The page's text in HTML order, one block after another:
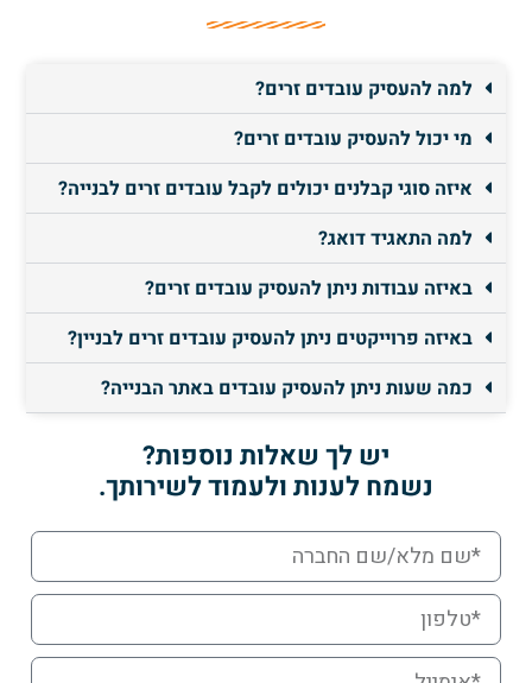
למה להעסיק עובדים זרים?
מי יכול להעסיק עובדים זרים?
איזה סוגי קבלנים יכולים לקבל עובדים זרים לבנייה?
למה התאגיד דואג?
באיזה עבודות ניתן להעסיק עובדים זרים?
באיזה פרוייקטים ניתן להעסיק עובדים זרים לבניין?
כמה שעות ניתן להעסיק עובדים באתר הבנייה?
יש לך שאלות נוספות?
נשמח לענות ולעמוד לשירותך.